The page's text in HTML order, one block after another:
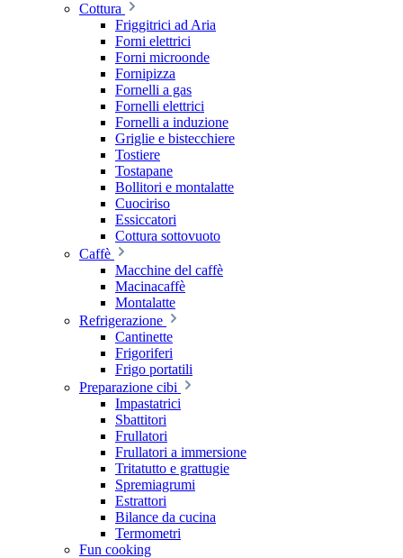
Cottura
Friggitrici ad Aria
Forni elettrici
Forni microonde
Fornipizza
Fornelli a gas
Fornelli elettrici
Fornelli a induzione
Griglie e bistecchiere
Tostiere
Tostapane
Bollitori e montalatte
Cuociriso
Essiccatori
Cottura sottovuoto
Caffè
Macchine del caffè
Macinacaffè
Montalatte
Refrigerazione
Cantinette
Frigoriferi
Frigo portatili
Preparazione cibi
Impastatrici
Sbattitori
Frullatori
Frullatori a immersione
Tritatutto e grattugie
Spremiagrumi
Estrattori
Bilance da cucina
Termometri
Fun cooking